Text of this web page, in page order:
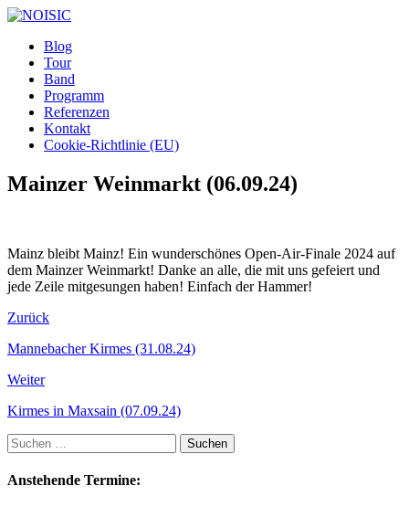
Blog
Tour
Band
Programm
Referenzen
Kontakt
Cookie-Richtlinie (EU)
Mainzer Weinmarkt (06.09.24)
Mainz bleibt Mainz! Ein wunderschönes Open-Air-Finale 2024 auf
dem Mainzer Weinmarkt! Danke an alle, die mit uns gefeiert und
jede Zeile mitgesungen haben! Einfach der Hammer!
Zurück
Mannebacher Kirmes (31.08.24)
Weiter
Kirmes in Maxsain (07.09.24)
Suchen
nach:
Anstehende Termine: